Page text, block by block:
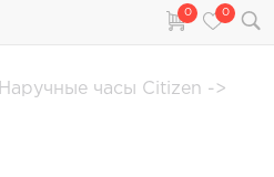
0 0
Наручные часы Citizen ->